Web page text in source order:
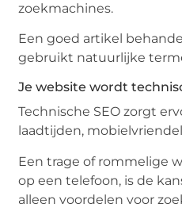
zoekmachines.
Een goed artikel
gebruikt natuurlijke
Je website wordt
Technische SEO zorgt
laadtijden,
Een trage of rommelige
op een telefoon, is de
alleen voordelen voor